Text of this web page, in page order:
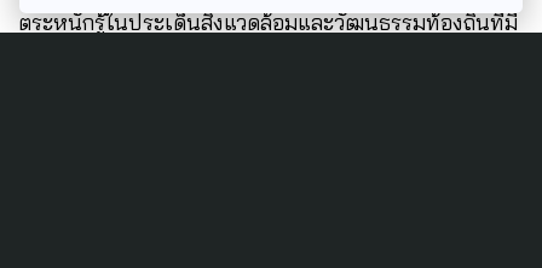
ตระหนักรู้ในประเด็นสิ่งแวดล้อมและวัฒนธรรมท้องถิ่นที่มี